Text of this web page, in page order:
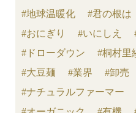
#地球温暖化
#君の根は
#おにぎり
#いにしえ
#ドローダウン
#桐村里
#大豆麺
#業界 #卸売
#ナチュラルファーマー